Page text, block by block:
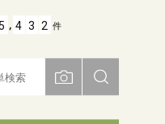
5 , 4 3 2 件